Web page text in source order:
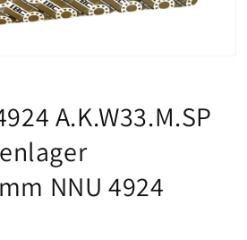
A.K.W33.M.SP
NNU 4924